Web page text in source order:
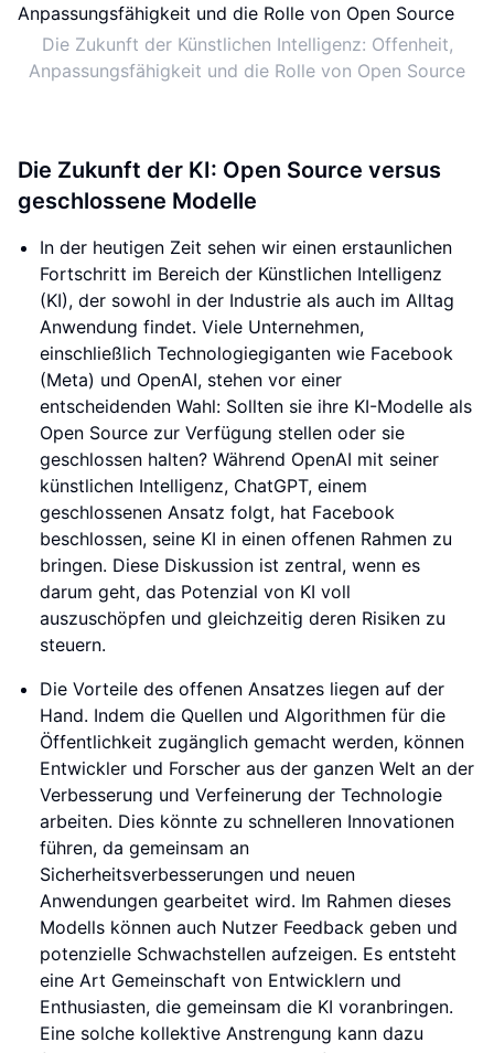
Die Zukunft der Künstlichen Intelligenz: Offenheit,
Anpassungsfähigkeit und die Rolle von Open Source
Die Zukunft der KI: Open Source versus
geschlossene Modelle
In der heutigen Zeit sehen wir einen erstaunlichen
Fortschritt im Bereich der Künstlichen Intelligenz
(KI), der sowohl in der Industrie als auch im Alltag
Anwendung findet. Viele Unternehmen,
einschließlich Technologiegiganten wie Facebook
(Meta) und OpenAI, stehen vor einer
entscheidenden Wahl: Sollten sie ihre KI-Modelle als
Open Source zur Verfügung stellen oder sie
geschlossen halten? Während OpenAI mit seiner
künstlichen Intelligenz, ChatGPT, einem
geschlossenen Ansatz folgt, hat Facebook
beschlossen, seine KI in einen offenen Rahmen zu
bringen. Diese Diskussion ist zentral, wenn es
darum geht, das Potenzial von KI voll
auszuschöpfen und gleichzeitig deren Risiken zu
steuern.
Die Vorteile des offenen Ansatzes liegen auf der
Hand. Indem die Quellen und Algorithmen für die
Öffentlichkeit zugänglich gemacht werden, können
Entwickler und Forscher aus der ganzen Welt an der
Verbesserung und Verfeinerung der Technologie
arbeiten. Dies könnte zu schnelleren Innovationen
führen, da gemeinsam an
Sicherheitsverbesserungen und neuen
Anwendungen gearbeitet wird. Im Rahmen dieses
Modells können auch Nutzer Feedback geben und
potenzielle Schwachstellen aufzeigen. Es entsteht
eine Art Gemeinschaft von Entwicklern und
Enthusiasten, die gemeinsam die KI voranbringen.
Eine solche kollektive Anstrengung kann dazu